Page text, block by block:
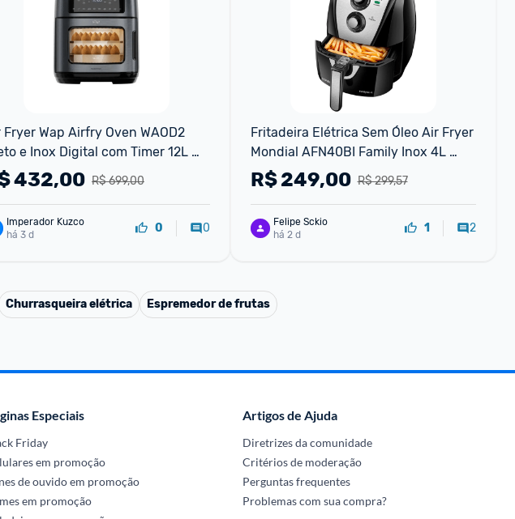
Fryer Wap Airfry Oven WAOD2
e Inox Digital com Timer 12L
- 220V
R$ 699,00
432,00
Imperador Kuzco
há 3 d
0 0
Fritadeira Elétrica Sem Óleo Air Fryer
Mondial AFN40BI Family Inox 4L
PretaInox - 110V
R$ 299,57
R$249,00
Felipe Sckio
há 2 d
1 2
Churrasqueira elétrica Espremedor de frutas
Especiais
Friday
em promoção
de ouvido em promoção
em promoção
Artigos de Ajuda
Diretrizes da comunidade
Critérios de moderação
Perguntas frequentes
Problemas com sua compra?